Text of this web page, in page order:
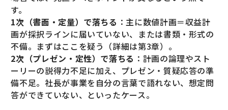
す。
1次（書面・定量）で落ちる ：主に数値計画＝収益計
画が採択ラインに届いていない、または書類・形式の
不備。まずはここを疑う（詳細は第3章）。
2次（プレゼン・定性）で落ちる ：計画の論理やスト
ーリーの説得力不足に加え、プレゼン・質疑応答の準
備不足。社長が事業を自分の言葉で語れない、想定問
答ができていない、といったケース。